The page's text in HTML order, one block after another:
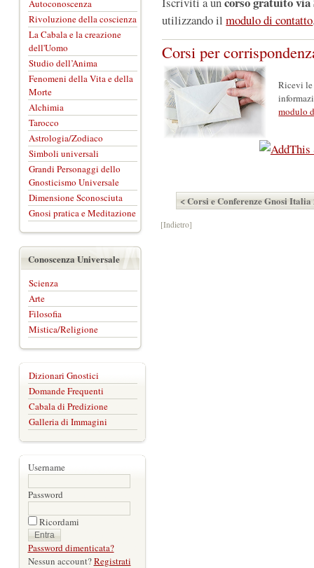
utilizzando ilmodulo di contatto
Corsi per
Ricevi
modulo
< Corsi e Conferenze Gnosi Italia
[Indietro]
Autoconoscenza
Rivoluzione della coscienza
La Cabala e la creazione
dell'Uomo
Studio dell’Anima
Fenomeni della Vita e della
Morte
Alchimia
Tarocco
Astrologia/Zodiaco
Simboli universali
Grandi Personaggi dello
Gnosticismo Universale
Dimensione Sconosciuta
Gnosi pratica e Meditazione
Conoscenza Universale
Scienza
Arte
Filosofia
Mistica/Religione
Dizionari Gnostici
Domande Frequenti
Cabala di Predizione
Galleria di Immagini
Username
Password
Ricordami
Password dimenticata?
Nessun account?Registrati